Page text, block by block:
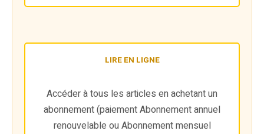
LIRE EN LIGNE
Accéder à tous les articles en achetant un
abonnement (paiement Abonnement annuel
renouvelable ou Abonnement mensuel